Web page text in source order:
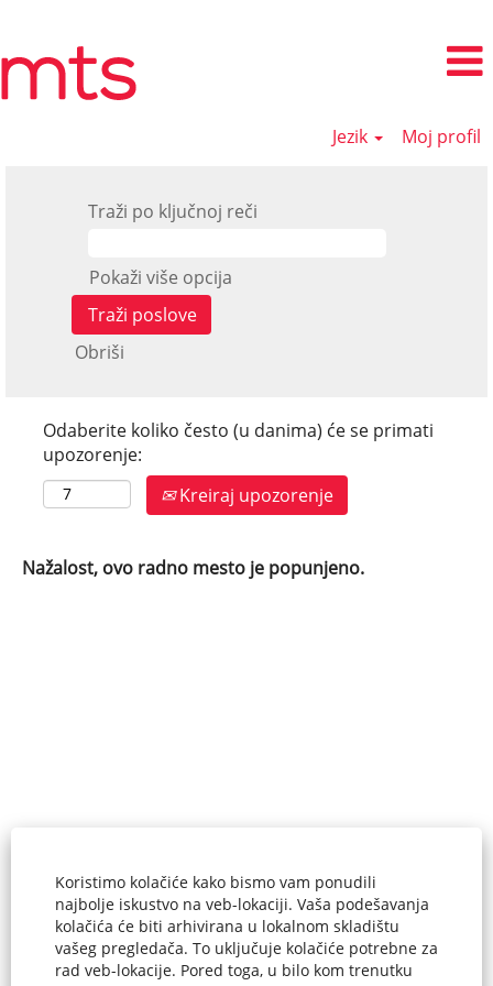
Koristimo kolačiće kako bismo vam ponudili
najbolje iskustvo na veb-lokaciji. Vaša podešavanja
kolačića će biti arhivirana u lokalnom skladištu
vašeg pregledača. To uključuje kolačiće potrebne za
rad veb-lokacije. Pored toga, u bilo kom trenutku
Jezik Moj profil
Traži po ključnoj reči
Pokaži više opcija
Obriši
Odaberite koliko često (u danima) će se primati
upozorenje:
Kreiraj upozorenje
Nažalost, ovo radno mesto je popunjeno.
Najčešće traženi poslovi
Prikaži sve poslove